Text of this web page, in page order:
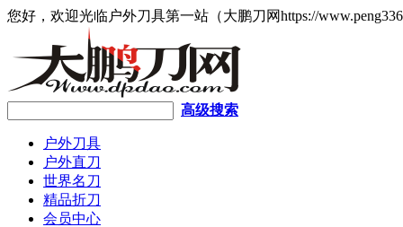
您好，欢迎光临户外刀具第一站（大鹏刀网https://
高级搜索
户外刀具
户外直刀
世界名刀
精品折刀
会员中心